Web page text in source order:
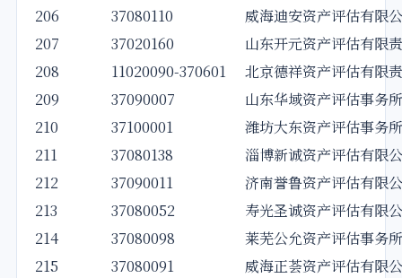
206
37080110
威海迪安资产评估有限
207
37020160
山东开元资产评估有限
208
11020090-370601
北京德祥资产评估有限
209
37090007
山东华域资产评估事务所
210
37100001
潍坊大东资产评估事务所
211
37080138
淄博新诚资产评估有限
212
37090011
济南誉鲁资产评估有限
213
37080052
寿光圣诚资产评估有限
214
37080098
莱芜公允资产评估事务所
215
37080091
威海正荟资产评估有限